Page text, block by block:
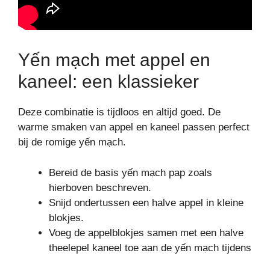
Yến mạch met appel en
kaneel: een klassieker
Deze combinatie is tijdloos en altijd goed. De
warme smaken van appel en kaneel passen perfect
bij de romige yến mạch.
Bereid de basis yến mạch pap zoals
hierboven beschreven.
Snijd ondertussen een halve appel in kleine
blokjes.
Voeg de appelblokjes samen met een halve
theelepel kaneel toe aan de yến mạch tijdens